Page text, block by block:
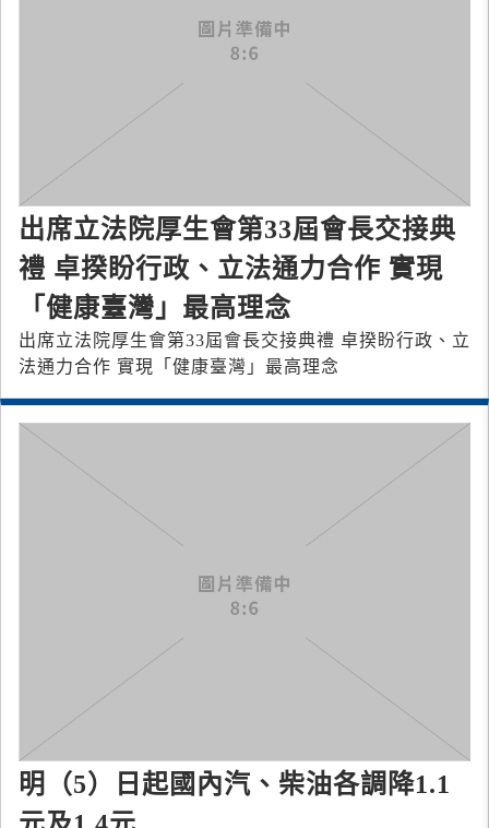
出席立法院厚生會第33屆會長交接典
禮 卓揆盼行政、立法通力合作 實現
「健康臺灣」最高理念
出席立法院厚生會第33屆會長交接典禮 卓揆盼行政、立
法通力合作 實現「健康臺灣」最高理念
明（5）日起國內汽、柴油各調降1.1